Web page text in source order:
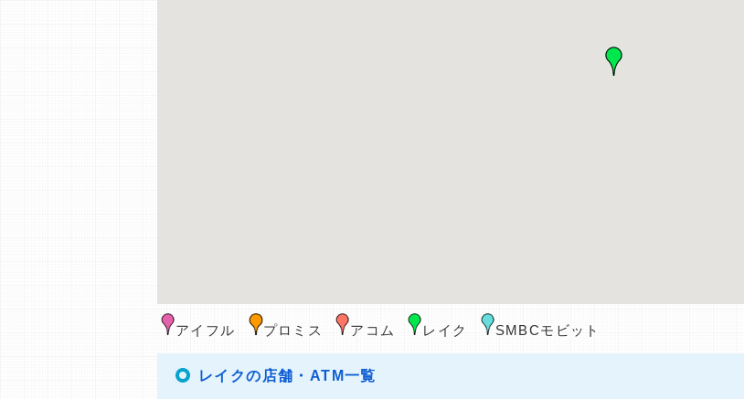
アイフル プロミス アコム レイク SMBCモビット
レイクの店舗・ATM一覧